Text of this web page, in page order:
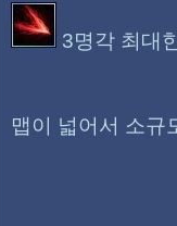
3명각 최대
맵이 넓어서 소